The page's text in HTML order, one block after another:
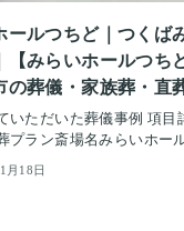
ールつちど｜つくば
【みらいホールつち
の葬儀・家族葬・直
いただいた葬儀事例 項目
プラン斎場名みらいホー
月18日